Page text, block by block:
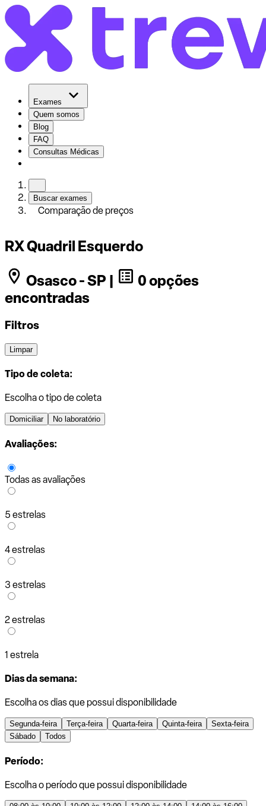
Exames
Quem somos
Blog
FAQ
Consultas Médicas
Buscar exames
Comparação de preços
RX Quadril Esquerdo
Osasco - SP |
0 opções
encontradas
Filtros
Limpar
Tipo de coleta:
Escolha o tipo de coleta
Domiciliar No laboratório
Avaliações:
Todas as avaliações
5 estrelas
4 estrelas
3 estrelas
2 estrelas
1 estrela
Dias da semana:
Escolha os dias que possui disponibilidade
Segunda-feira Terça-feira Quarta-feira Quinta-feira
Sexta-feira
Sábado
Todos
Período:
Escolha o período que possui disponibilidade